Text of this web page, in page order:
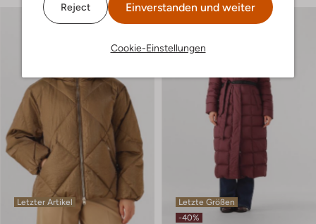
Reject Einverstanden und weiter
Cookie-Einstellungen
Letzter Artikel
Letzte Größen
-40%